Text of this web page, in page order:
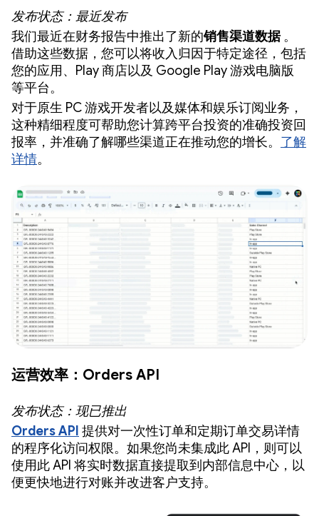
发布状态：最近发布
我们最近在财务报告中推出了新的销售渠道数据。
借助这些数据，您可以将收入归因于特定途径，包括
您的应用、Play 商店以及 Google Play 游戏电脑版
等平台。
对于原生 PC 游戏开发者以及媒体和娱乐订阅业务，
这种精细程度可帮助您计算跨平台投资的准确投资回
报率，并准确了解哪些渠道正在推动您的增长。 了解
详情。
运营效率：Orders API
发布状态：现已推出
Orders API 提供对一次性订单和定期订单交易详情
的程序化访问权限。如果您尚未集成此 API，则可以
使用此 API 将实时数据直接提取到内部信息中心，以
便更快地进行对账并改进客户支持。